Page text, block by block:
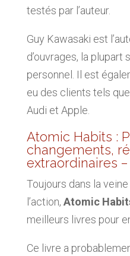
testés par l’auteur.
Guy Kawasaki est
d’ouvrages, la
personnel. Il est
eu des clients tels
Audi et Apple.
Atomic Habits :
changements,
extraordinaires
Toujours dans la
l’action, Atomic
meilleurs livres pour
Ce livre a